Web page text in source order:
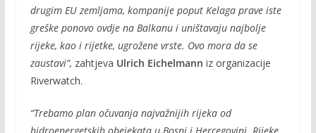
drugim EU zemljama, kompanije poput Kelaga prave iste
greške ponovo ovdje na Balkanu i uništavaju najbolje
rijeke, kao i rijetke, ugrožene vrste. Ovo mora da se
zaustavi”, zahtjeva Ulrich Eichelmann iz organizacije
Riverwatch.
“Trebamo plan očuvanja najvažnijih rijeka od